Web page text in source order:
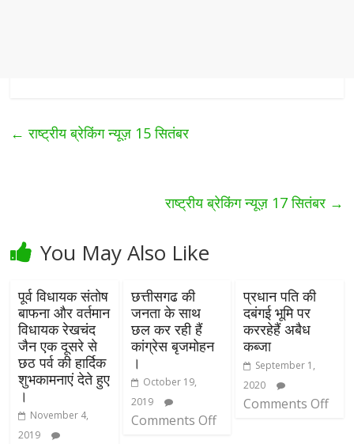
← राष्ट्रीय ब्रेकिंग न्यूज़ 15 सितंबर
राष्ट्रीय ब्रेकिंग न्यूज़ 17 सितंबर →
You May Also Like
पूर्व विधायक संतोष
बाफना और वर्तमान
विधायक रेखचंद
जैन एक दूसरे से
छठ पर्व की हार्दिक
शुभकामनाएं देते हुए
।
November 4,
2019
छत्तीसगढ की
जनता के साथ
छल कर रही हैं
कांग्रेस बृजमोहन
।
October 19,
2019
Comments Off
प्रधान पति की
दबंगई भूमि पर
कररहेहैं अबैध
कब्जा
September 1,
2020
Comments Off